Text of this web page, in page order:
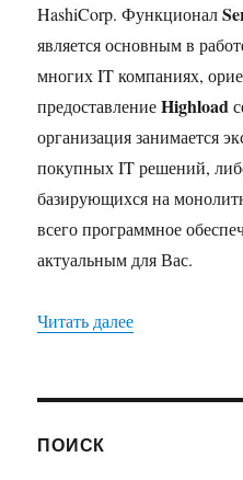
HashiCorp. Функционал
является основным в
многих IT компаниях,
предоставлениеHighload
организация занимается
покупных IT решений,
базирующихся на
всего программное
актуальным для Вас.
Читать далее«Знакомство с
ПОИСК